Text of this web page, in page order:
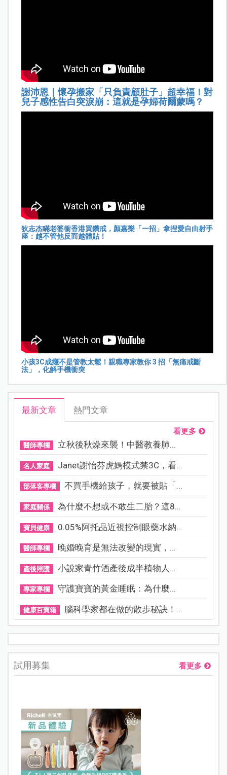
謝沛恩｜懷孕搬家「只負責顧肚子」超幸福！對
兒子感性告白突淚崩：這就是孕婦荷爾蒙嗎？
狄志杰瞞老婆衝香港買鑽戒，顏嘉樂「一招」拿捏愛自由射手
座：越不管他反而越體貼！
小孩3C成癮不是管教太鬆！親職專家教你 3 招「無痛戒斷
法」，化解手機衝突
最新文章 熱門文章
看更多
醫師專欄 立秋後秋燥來襲！中醫教養肺...
名人家庭 Janet謝怡芬虎媽模式禁3C，看...
部落客專欄 不買手機給孩子，就要被貼「...
家庭關係 為什麼不想或不敢生二胎？這8...
寶貝健康 0.05%阿托品近視控制眼藥水納...
醫師專欄 晚婚晚育是無法改變的現實，...
產後照護 小說家青竹酒產後成半植物人...
專家專欄 守護寶寶的黃金睡眠：為什麼...
健康百寶箱 腦科學家都在做的散步秘訣！...
試用募集 看更多